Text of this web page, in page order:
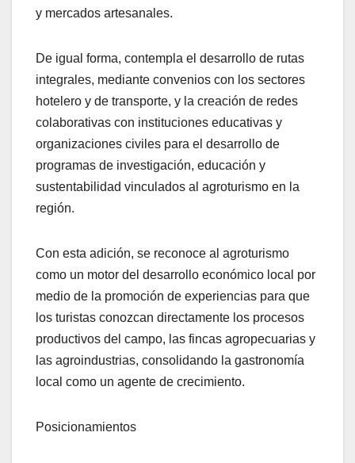
y mercados artesanales.
De igual forma, contempla el desarrollo de rutas
integrales, mediante convenios con los sectores
hotelero y de transporte, y la creación de redes
colaborativas con instituciones educativas y
organizaciones civiles para el desarrollo de
programas de investigación, educación y
sustentabilidad vinculados al agroturismo en la
región.
Con esta adición, se reconoce al agroturismo
como un motor del desarrollo económico local por
medio de la promoción de experiencias para que
los turistas conozcan directamente los procesos
productivos del campo, las fincas agropecuarias y
las agroindustrias, consolidando la gastronomía
local como un agente de crecimiento.
Posicionamientos